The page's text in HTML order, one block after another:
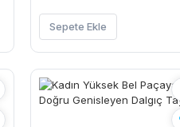
Sepete Ekle